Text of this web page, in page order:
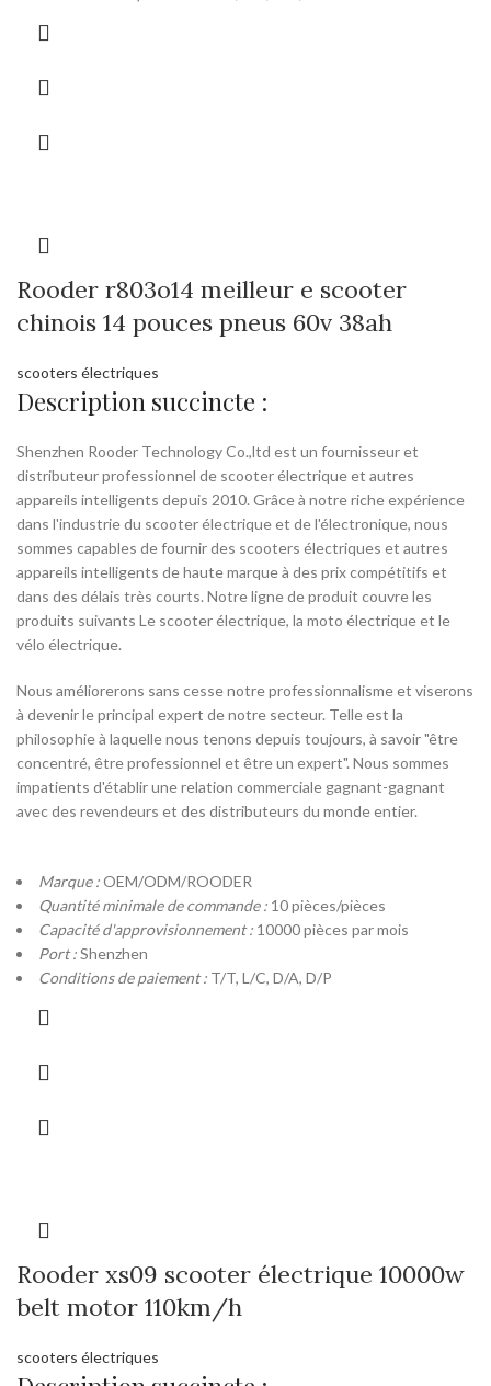
Rooder r803o14 meilleur e scooter
chinois 14 pouces pneus 60v 38ah
scooters électriques
Description succincte :
Shenzhen Rooder Technology Co.,ltd est un fournisseur et
distributeur professionnel de scooter électrique et autres
appareils intelligents depuis 2010. Grâce à notre riche expérience
dans l'industrie du scooter électrique et de l'électronique, nous
sommes capables de fournir des scooters électriques et autres
appareils intelligents de haute marque à des prix compétitifs et
dans des délais très courts. Notre ligne de produit couvre les
produits suivants Le scooter électrique, la moto électrique et le
vélo électrique.
Nous améliorerons sans cesse notre professionnalisme et viserons
à devenir le principal expert de notre secteur. Telle est la
philosophie à laquelle nous tenons depuis toujours, à savoir "être
concentré, être professionnel et être un expert". Nous sommes
impatients d'établir une relation commerciale gagnant-gagnant
avec des revendeurs et des distributeurs du monde entier.
Marque :OEM/ODM/ROODER
Quantité minimale de commande : 10 pièces/pièces
Capacité d'approvisionnement : 10000 pièces par mois
Port :Shenzhen
Conditions de paiement : T/T, L/C, D/A, D/P
Rooder xs09 scooter électrique 10000w
belt motor 110km/h
scooters électriques